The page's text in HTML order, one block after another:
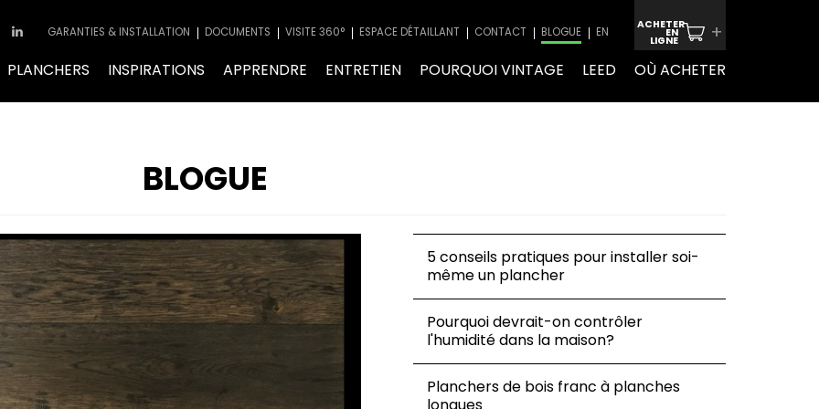
BLOGUE
5 conseils pratiques pour installer soi-
même un plancher
Pourquoi devrait-on contrôler
l'humidité dans la maison?
Planchers de bois franc à planches
ACHETER
EN
LIGNE +
GARANTIES & INSTALLATION DOCUMENTS VISITE 360° ESPACE DÉTAILLANT CONTACT BLOGUE EN
PLANCHERS INSPIRATIONS APPRENDRE ENTRETIEN POURQUOI VINTAGE LEED OÙ ACHETER